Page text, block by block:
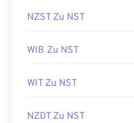
NZST Zu NST
WIB Zu NST
WIT Zu NST
NZDT Zu NST